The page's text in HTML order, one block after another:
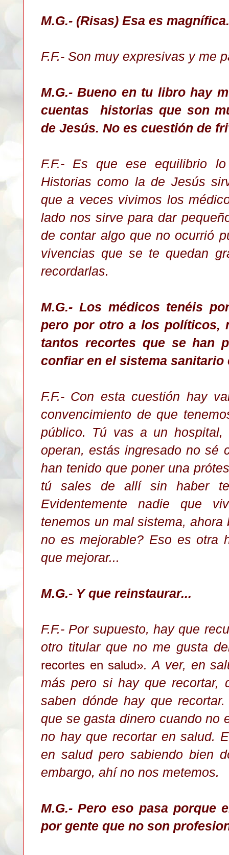
M.G.- (Risas) Esa es magnífica.
F.F.- Son muy expresivas y me
M.G.- Bueno en tu libro hay
cuentas historias que son
de Jesús. No es cuestión de
F.F.- Es que ese equilibrio
Historias como la de Jesús
que a veces vivimos los
lado nos sirve para dar
de contar algo que no ocurrió
vivencias que se te quedan
recordarlas.
M.G.- Los médicos tenéis
pero por otro a los políticos,
tantos recortes que se han
confiar en el sistema sanitario
F.F.- Con esta cuestión hay
convencimiento de que
público. Tú vas a un
operan, estás ingresado no sé
han tenido que poner una
tú sales de allí sin haber
Evidentemente nadie que
tenemos un mal sistema,
no es mejorable? Eso es otra
que mejorar...
M.G.- Y que reinstaurar...
F.F.- Por supuesto, hay que
otro titular que no me gusta
recortes en salud». A ver, en
más pero si hay que recortar,
saben dónde hay que
que se gasta dinero cuando no
no hay que recortar en salud.
en salud pero sabiendo bien
embargo, ahí no nos metemos.
M.G.- Pero eso pasa porque
por gente que no son